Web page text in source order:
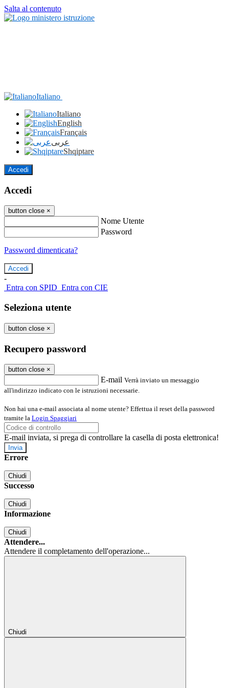
Salta al contenuto
Italiano
Italiano
English
Français
عربى
Shqiptare
Accedi
Accedi
button close ×
Nome Utente
Password
Password dimenticata?
-
Entra con SPID Entra con CIE
Seleziona utente
button close ×
Recupero password
button close ×
E-mail Verrà inviato un messaggio
all'indirizzo indicato con le istruzioni necessarie.
Non hai una e-mail associata al nome utente? Effettua il reset della password
tramite la Login Spaggiari
E-mail inviata, si prega di controllare la casella di posta elettronica!
Errore
Chiudi
Successo
Chiudi
Informazione
Chiudi
Attendere...
Attendere il completamento dell'operazione...
Chiudi